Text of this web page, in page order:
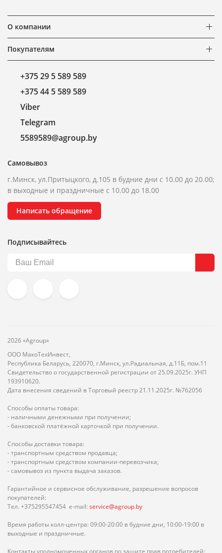
О компании
Покупателям
+375 29 5 589 589
+375 44 5 589 589
Viber
Telegram
5589589@agroup.by
Самовывоз
г.Минск, ул.Притыцкого, д.105 в будние дни с 10.00 до 20.00;
в выходные и праздничные с 10.00 до 18.00
Написать обращение
Подписывайтесь
2026 «Agroup»
ООО МакоТехИнвест,
Республика Беларусь, 220070, г.Минск, ул.Радиальная, д.11Б, пом.11
Свидетельство о государственной регистрации от 25.09.2025г. УНП
193910620.
Дата внесения сведений в Торговый реестр 21.11.2025г. №762056
Способы оплаты товара:
- наличными денежными при получении;
- банковской платёжной карточкой при получении.
Способы доставки товара:
- транспортным средством продавца;
- транспортным средством компании-перевозчика;
- самовывоз из пункта выдача заказов.
Гарантийное и сервисное обслуживание, разрешение вопросов
покупателей:
Тел. +375295547454 e-mail: service@agroup.by
Время работы колл-центра: 09:00-20:00 в будние дни, 10:00-19:00 в
выходные и праздничные.